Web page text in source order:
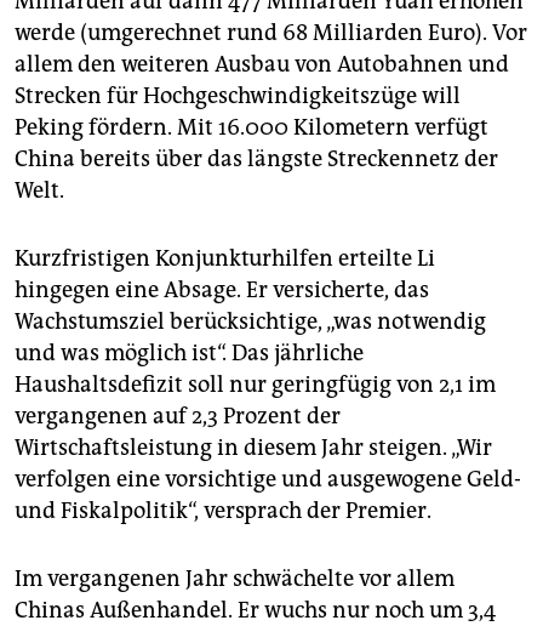
werde (umgerechnet rund 68 Milliarden Euro). Vor
allem den weiteren Ausbau von Autobahnen und
Strecken für Hochgeschwindigkeitszüge will
Peking fördern. Mit 16.000 Kilometern verfügt
China bereits über das längste Streckennetz der
Welt.
Kurzfristigen Konjunkturhilfen erteilte Li
hingegen eine Absage. Er versicherte, das
Wachstumsziel berücksichtige, „was notwendig
und was möglich ist“. Das jährliche
Haushaltsdefizit soll nur geringfügig von 2,1 im
vergangenen auf 2,3 Prozent der
Wirtschaftsleistung in diesem Jahr steigen. „Wir
verfolgen eine vorsichtige und ausgewogene Geld-
und Fiskalpolitik“, versprach der Premier.
Im vergangenen Jahr schwächelte vor allem
Chinas Außenhandel. Er wuchs nur noch um 3,4